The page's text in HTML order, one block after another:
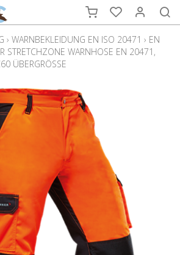
› WARNBEKLEIDUNG EN ISO 20471 › EN
STRETCHZONE WARNHOSE EN 20471,
ÜBERGRÖSSE